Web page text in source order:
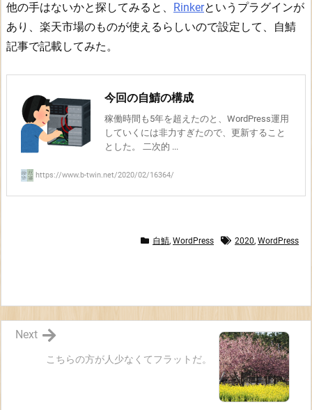
P
r
e
の
場
他の手はないかと探してみると、
Rinkerというプラグインが
あり、楽天市場のものが使えるらしいので設定して、自鯖
記事で記載してみた。
今回の自鯖の構成
稼働時間も5年を超えたのと、WordPress運用
していくには非力すぎたので、更新すること
とした。 二次的 ...
https://www.b-twin.net/2020/02/16364/
自鯖, WordPress 2020, WordPress
こちらの方が人少なくてフラットだ。
Next